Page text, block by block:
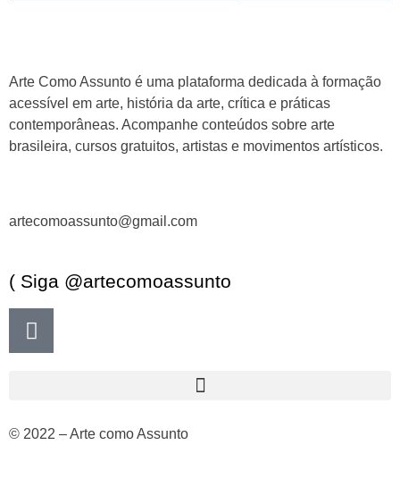
Arte Como Assunto é uma plataforma dedicada à formação
acessível em arte, história da arte, crítica e práticas
contemporâneas. Acompanhe conteúdos sobre arte
brasileira, cursos gratuitos, artistas e movimentos artísticos.
artecomoassunto@gmail.com
( Siga @artecomoassunto
© 2022 – Arte como Assunto